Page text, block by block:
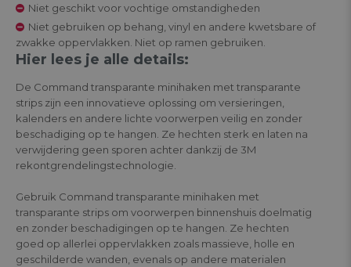
Niet geschikt voor vochtige omstandigheden
Niet gebruiken op behang, vinyl en andere kwetsbare of
zwakke oppervlakken. Niet op ramen gebruiken.
Hier lees je alle details:
De Command transparante minihaken met transparante
strips zijn een innovatieve oplossing om versieringen,
kalenders en andere lichte voorwerpen veilig en zonder
beschadiging op te hangen. Ze hechten sterk en laten na
verwijdering geen sporen achter dankzij de 3M
rekontgrendelingstechnologie.
Gebruik Command transparante minihaken met
transparante strips om voorwerpen binnenshuis doelmatig
en zonder beschadigingen op te hangen. Ze hechten
goed op allerlei oppervlakken zoals massieve, holle en
geschilderde wanden, evenals op andere materialen